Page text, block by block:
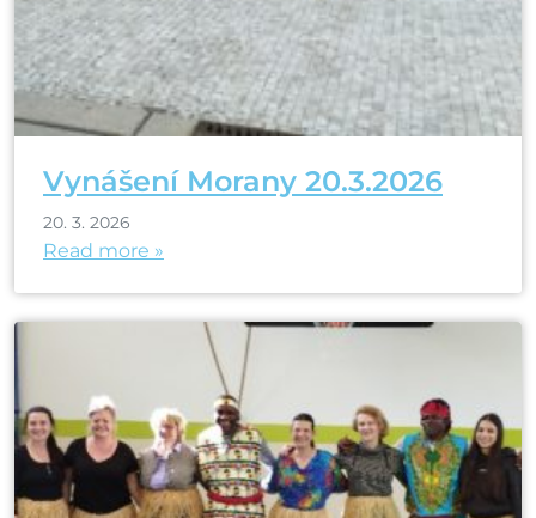
Vynášení Morany 20.3.2026
20. 3. 2026
Read more »